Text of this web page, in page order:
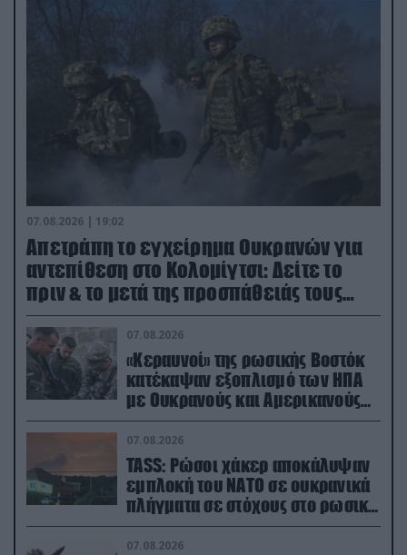
07.08.2026 | 19:02
Απετράπη το εγχείρημα Ουκρανών για
αντεπίθεση στο Κολομίγτσι: Δείτε το
πριν & το μετά της προσπάθειάς τους
(βίντεο)
07.08.2026
«Κεραυνοί» της ρωσικής Βοστόκ
κατέκαψαν εξοπλισμό των ΗΠΑ
με Ουκρανούς και Αμερικανούς
μισθοφόρους – Δείτε βίντεο
07.08.2026
TASS: Ρώσοι χάκερ αποκάλυψαν
εμπλοκή του ΝΑΤΟ σε ουκρανικά
πλήγματα σε στόχους στο ρωσικό
έδαφος!
07.08.2026